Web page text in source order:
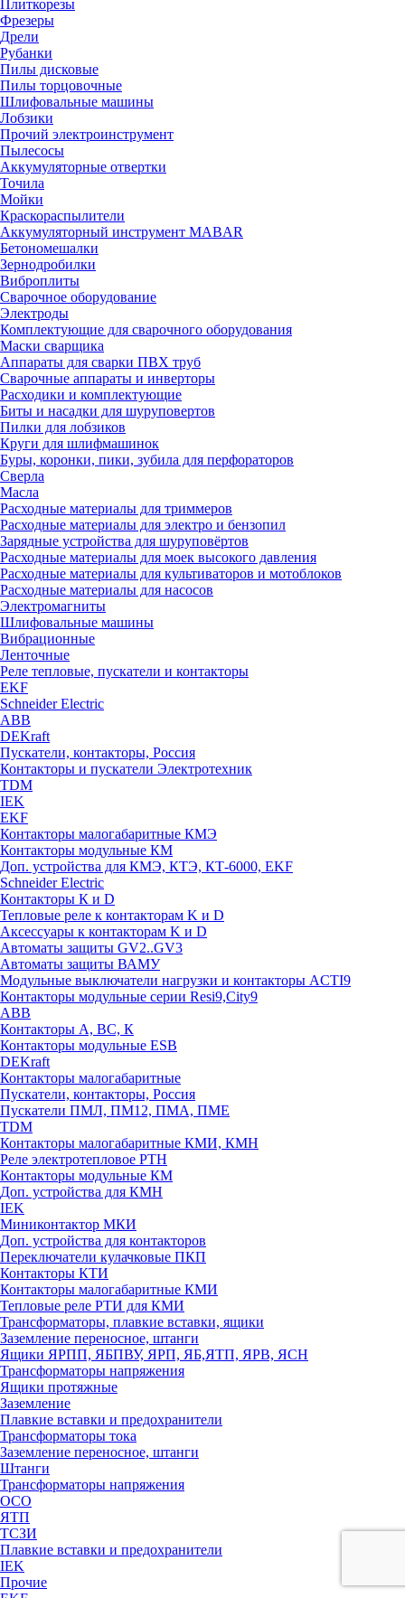
Плиткорезы
Фрезеры
Дрели
Рубанки
Пилы дисковые
Пилы торцовочные
Шлифовальные машины
Лобзики
Прочий электроинструмент
Пылесосы
Аккумуляторные отвертки
Точила
Мойки
Краскораспылители
Аккумуляторный инструмент MABAR
Бетономешалки
Зернодробилки
Виброплиты
Сварочное оборудование
Электроды
Комплектующие для сварочного оборудования
Маски сварщика
Аппараты для сварки ПВХ труб
Сварочные аппараты и инверторы
Расходики и комплектующие
Биты и насадки для шуруповертов
Пилки для лобзиков
Круги для шлифмашинок
Буры, коронки, пики, зубила для перфораторов
Сверла
Масла
Расходные материалы для триммеров
Расходные материалы для электро и бензопил
Зарядные устройства для шуруповёртов
Расходные материалы для моек высокого давления
Расходные материалы для культиваторов и мотоблоков
Расходные материалы для насосов
Электромагниты
Шлифовальные машины
Вибрационные
Ленточные
Реле тепловые, пускатели и контакторы
EKF
Schneider Electric
ABB
DEKraft
Пускатели, контакторы, Россия
Контакторы и пускатели Электротехник
TDM
IEK
EKF
Контакторы малогабаритные КМЭ
Контакторы модульные КМ
Доп. устройства для КМЭ, КТЭ, КТ-6000, EKF
Schneider Electric
Контакторы К и D
Тепловые реле к контакторам K и D
Аксессуары к контакторам K и D
Автоматы защиты GV2..GV3
Автоматы защиты ВАМУ
Модульные выключатели нагрузки и контакторы ACTI9
Контакторы модульные серии Resi9,City9
ABB
Контакторы А, ВС, К
Контакторы модульные ESB
DEKraft
Контакторы малогабаритные
Пускатели, контакторы, Россия
Пускатели ПМЛ, ПМ12, ПМА, ПМЕ
TDM
Контакторы малогабаритные КМИ, КМН
Реле электротепловое РТН
Контакторы модульные КМ
Доп. устройства для КМН
IEK
Миниконтактор МКИ
Доп. устройства для контакторов
Переключатели кулачковые ПКП
Контакторы КТИ
Контакторы малогабаритные КМИ
Тепловые реле РTИ для КМИ
Трансформаторы, плавкие вставки, ящики
Заземление переносное, штанги
Ящики ЯРПП, ЯБПВУ, ЯРП, ЯБ,ЯТП, ЯРВ, ЯСН
Трансформаторы напряжения
Ящики протяжные
Заземление
Плавкие вставки и предохранители
Трансформаторы тока
Заземление переносное, штанги
Штанги
Трансформаторы напряжения
ОСО
ЯТП
ТСЗИ
Плавкие вставки и предохранители
IEK
Прочие